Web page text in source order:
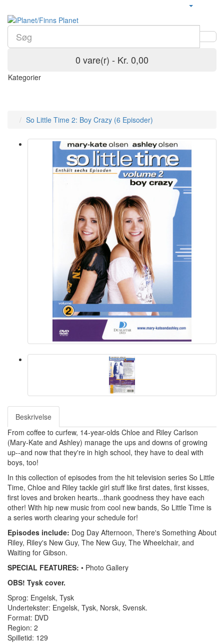
0 vare(r) - Kr. 0,00
Kategorier
So Little Time 2: Boy Crazy (6 Episoder)
Beskrivelse
From coffee to curfew, 14-year-olds Chloe and Riley Carlson
(Mary-Kate and Ashley) manage the ups and downs of growing
up--and now that they're in high school, they have to deal with
boys, too!
In this collection of episodes from the hit television series So Little
Time, Chloe and Riley tackle girl stuff like first dates, first kisses,
first loves and broken hearts...thank goodness they have each
other! With hip new music from cool new bands, So Little Time is
a series worth clearing your schedule for!
Episodes include: Dog Day Afternoon, There's Something About
Riley, Riley's New Guy, The New Guy, The Wheelchair, and
Waiting for Gibson.
SPECIAL FEATURES: • Photo Gallery
OBS! Tysk cover.
Sprog: Engelsk, Tysk
Undertekster: Engelsk, Tysk, Norsk, Svensk.
Format: DVD
Region: 2
Spilletid: 129